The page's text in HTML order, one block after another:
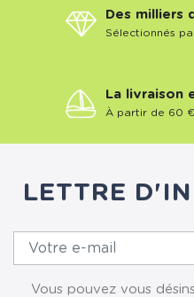
Des milliers
Sélectionnés
La livraison
À partir de 60
LETTRE
Vous pouvez vous